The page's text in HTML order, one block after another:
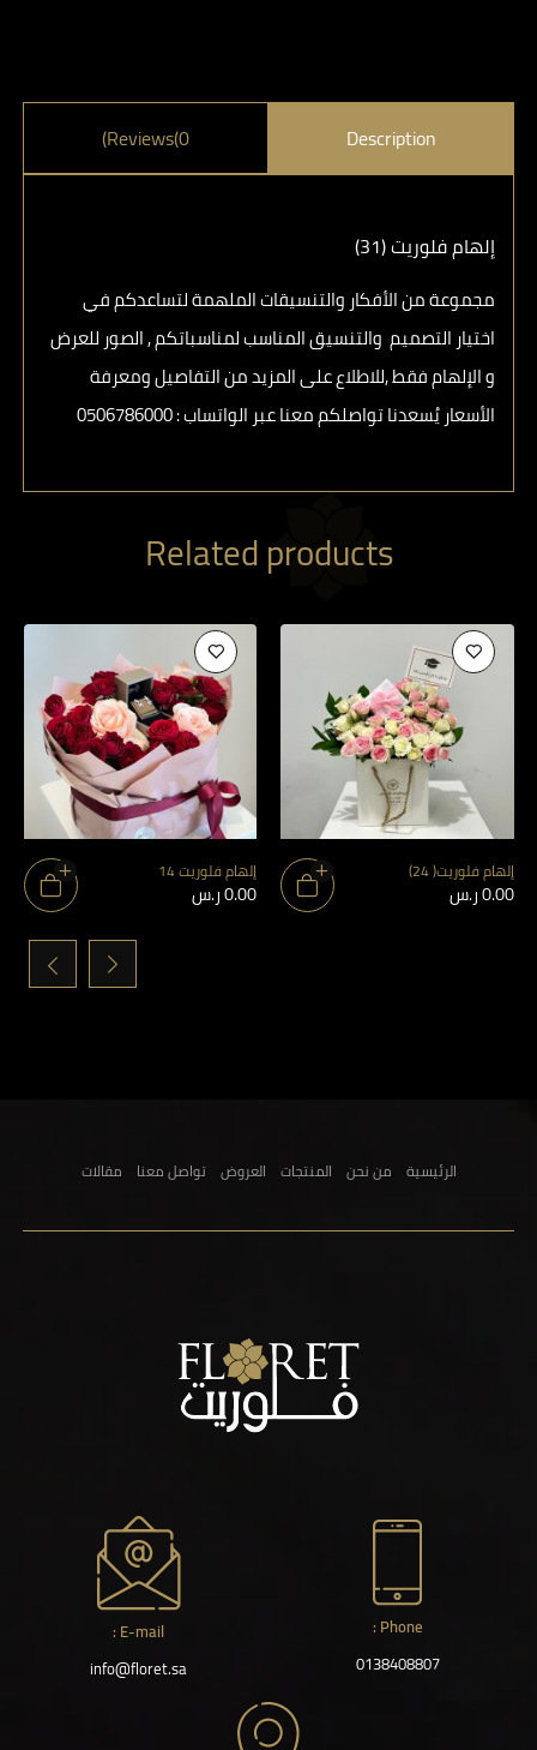
Description
Reviews(0)
إلهام فلوريت (31)
مجموعة من الأفكار والتنسيقات الملهمة لتساعدكم في
اختيار التصميم والتنسيق المناسب لمناسباتكم , الصور للعرض
و الإلهام فقط ,للاطلاع على المزيد من التفاصيل ومعرفة
الأسعار يُسعدنا تواصلكم معنا عبر الواتساب : ⁦ 0506786000⁩
Related products
إلهام فلوريت( 24)
0.00ر.س
إلهام فلوريت 14
0.00ر.س
‹
›
الرئيسية من نحن المنتجات العروض تواصل معنا مقالات
Phone :
0138408807
E-mail :
info@floret.sa